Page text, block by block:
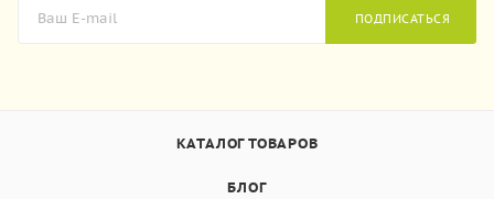
ПОДПИСАТЬСЯ
КАТАЛОГ ТОВАРОВ
БЛОГ